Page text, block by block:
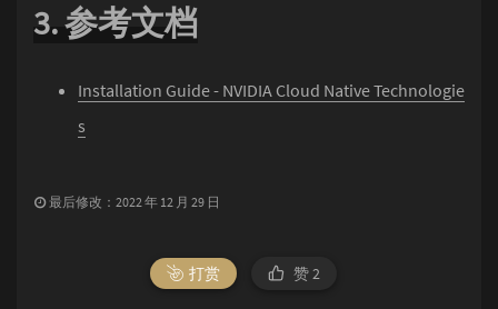
3. 参考文档
Installation Guide - NVIDIA Cloud Native Technologie
s
最后修改：2022 年 12 月 29 日
打赏 赞2